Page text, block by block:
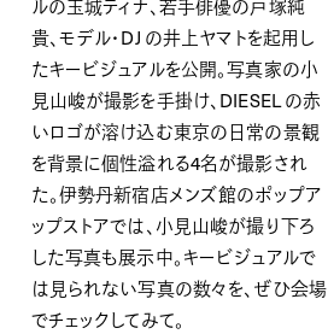
ルの玉城ティナ、若手俳優の戸塚純
貴、モデル・DJ の井上ヤマトを起用し
たキービジュアルを公開。写真家の小
見山峻が撮影を手掛け、 DIESELの赤
いロゴが溶け込む東京の日常の景観
を背景に個性溢れる4名が撮影され
た。伊勢丹新宿店メンズ館のポップア
ップストアでは、小見山峻が撮り下ろ
した写真も展示中。キービジュアルで
は見られない写真の数々を、ぜひ会場
でチェックしてみて。